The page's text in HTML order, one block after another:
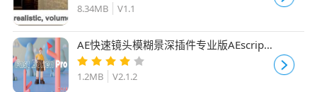
8.34MB V1.1
AE快速镜头模糊景深插件专业版AEscripts
Fast Bokeh Pro V2.1.2 Mac中文直装版
1.2MB V2.1.2